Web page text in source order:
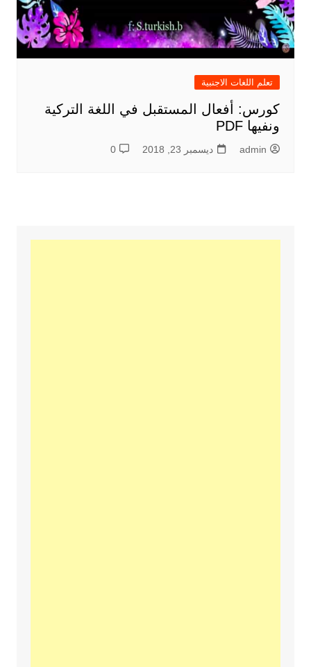
تعلم اللغات الاجنبية
كورس: أفعال المستقبل في اللغة التركية
ونفيها PDF
admin ديسمبر 23, 2018 0